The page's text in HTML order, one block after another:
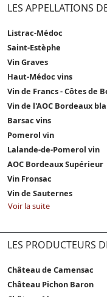
LES APPELLATIONS
Listrac-Médoc
Saint-Estèphe
Vin Graves
Haut-Médoc vins
Vin de Francs - Côtes de
Vin de l'AOC Bordeaux
Barsac vins
Pomerol vin
Lalande-de-Pomerol vin
AOC Bordeaux Supérieur
Vin Fronsac
Vin de Sauternes
Voir la suite
LES PRODUCTEURS
Château de Camensac
Château Pichon Baron